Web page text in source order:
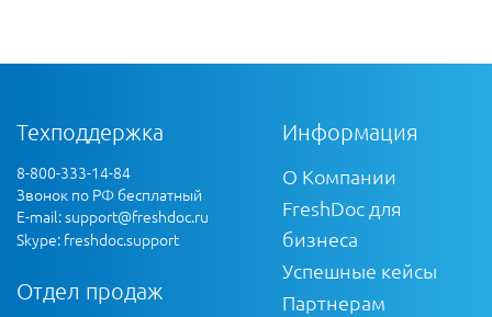
Техподдержка
8-800-333-14-84
Звонок по РФ бесплатный
E-mail:support@freshdoc.ru
Skype: freshdoc.support
Отдел продаж
Информация
О Компании
FreshDoc для
бизнеса
Успешные кейсы
Партнерам